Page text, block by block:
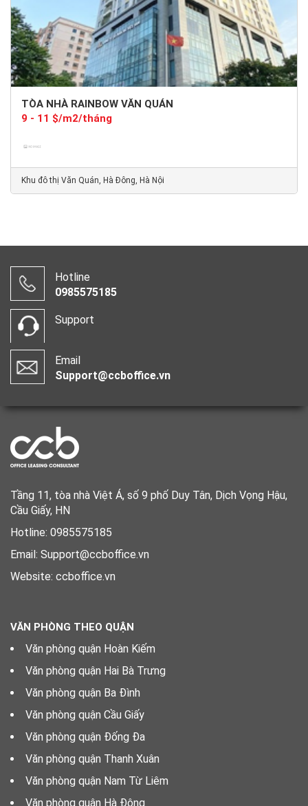
TÒA NHÀ RAINBOW VĂN QUÁN
9 - 11 $/m2/tháng
Khu đô thị Văn Quán, Hà Đông, Hà Nội
Hotline
0985575185
Support
Email
Support@ccboffice.vn
Tầng 11, tòa nhà Việt Á, số 9 phố Duy Tân, Dịch Vọng Hậu,
Cầu Giấy, HN
Hotline: 0985575185
Email: Support@ccboffice.vn
Website: ccboffice.vn
VĂN PHÒNG THEO QUẬN
Văn phòng quận Hoàn Kiếm
Văn phòng quận Hai Bà Trưng
Văn phòng quận Ba Đình
Văn phòng quận Cầu Giấy
Văn phòng quận Đống Đa
Văn phòng quận Thanh Xuân
Văn phòng quận Nam Từ Liêm
Văn phòng quận Hà Đông